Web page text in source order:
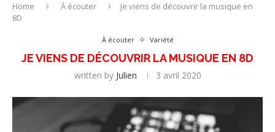
Home À écouter
Je viens de découvrir la musique en
8D
À écouter Variété
JE VIENS DE DÉCOUVRIR LA MUSIQUE EN 8D
written by Julien 3 avril 2020